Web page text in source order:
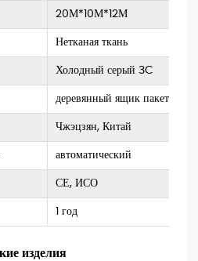
20М*10М*12М
Нетканая ткань
Холодный серый 3C
деревянный ящик пакет
Чжэцзян, Китай
автоматический
СЕ, ИСО
1 год
изделия